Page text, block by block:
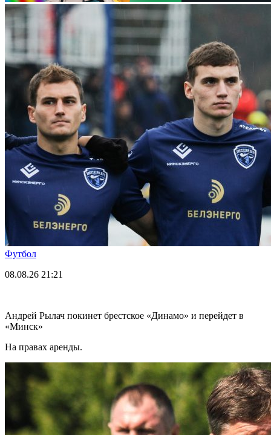
Футбол
08.08.26 21:21
Андрей Рылач покинет брестское «Динамо» и перейдет в
«Минск»
На правах аренды.